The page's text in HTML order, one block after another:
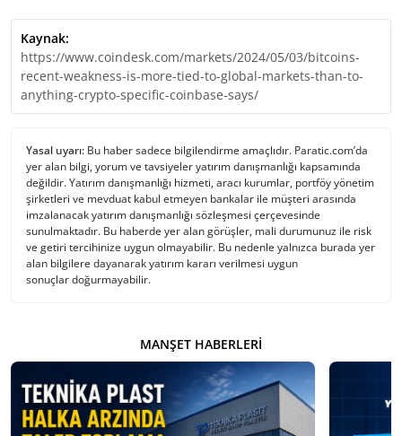
Kaynak:
https://www.coindesk.com/markets/2024/05/03/bitcoins-
recent-weakness-is-more-tied-to-global-markets-than-to-
anything-crypto-specific-coinbase-says/
Yasal uyarı: Bu haber sadece bilgilendirme amaçlıdır. Paratic.com’da
yer alan bilgi, yorum ve tavsiyeler yatırım danışmanlığı kapsamında
değildir. Yatırım danışmanlığı hizmeti, aracı kurumlar, portföy yönetim
şirketleri ve mevduat kabul etmeyen bankalar ile müşteri arasında
imzalanacak yatırım danışmanlığı sözleşmesi çerçevesinde
sunulmaktadır. Bu haberde yer alan görüşler, mali durumunuz ile risk
ve getiri tercihinize uygun olmayabilir. Bu nedenle yalnızca burada yer
alan bilgilere dayanarak yatırım kararı verilmesi uygun
sonuçlar doğurmayabilir.
MANŞET HABERLERI